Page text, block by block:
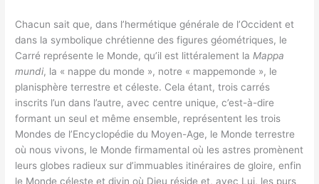
Chacun sait que, dans l’hermétique générale de l’Occident et
dans la symbolique chrétienne des figures géométriques, le
Carré représente le Monde, qu’il est littéralement la Mappa
mundi, la « nappe du monde », notre « mappemonde », le
planisphère terrestre et céleste. Cela étant, trois carrés
inscrits l’un dans l’autre, avec centre unique, c’est-à-dire
formant un seul et même ensemble, représentent les trois
Mondes de l’Encyclopédie du Moyen-Age, le Monde terrestre
où nous vivons, le Monde firmamental où les astres promènent
leurs globes radieux sur d’immuables itinéraires de gloire, enfin
le Monde céleste et divin où Dieu réside et, avec Lui, les purs